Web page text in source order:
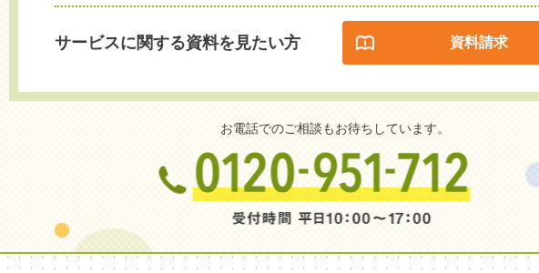
サービスに関する資料を見たい方 資料請求
お電話でのご相談もお待ちしています。